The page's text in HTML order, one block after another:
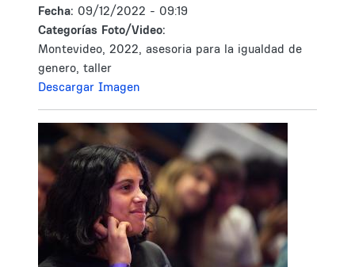
Fecha: 09/12/2022 - 09:19
Categorías Foto/Video:
Montevideo, 2022, asesoria para la igualdad de
genero, taller
Descargar Imagen